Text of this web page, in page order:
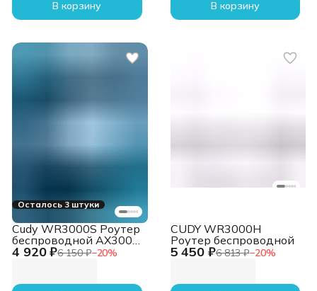
В корзину В корзину
Осталось 3 штуки
4 920 ₽6 150 ₽−20%
Cudy WR3000S Роутер
беспроводной AX3000
10/100/1000BASE-TX
5 450 ₽6 813 ₽−20%
CUDY WR3000H
Роутер беспроводной